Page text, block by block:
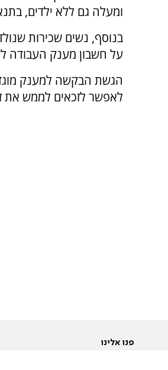
ומעלה גם ללא ילדים,
על חשבון מענק העבודה לשנת 2025 אם הן
הגשת הבקשה למענק
לאפשר לזכאים לממש את
פנו אלינו